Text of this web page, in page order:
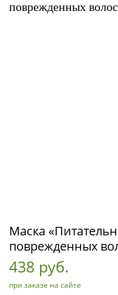
Маска
поврежденных
438 руб.
при заказе на сайте